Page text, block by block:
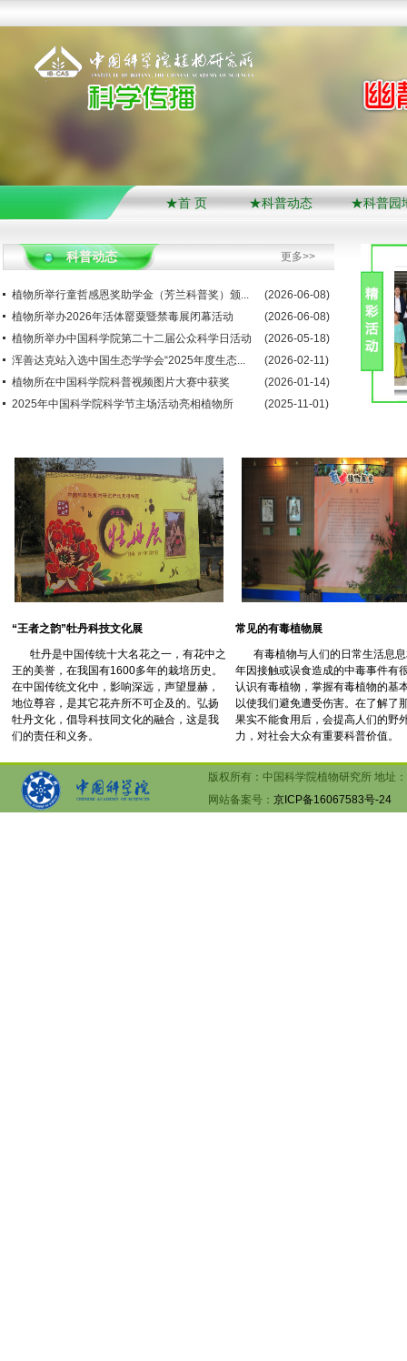
★首 页 ★科普动态 ★科普园
科普动态 更多>>
植物所举行童哲感恩奖助学金（芳兰科普奖）颁...
(2026-06-08)
植物所举办2026年活体罂粟暨禁毒展闭幕活动
(2026-06-08)
植物所举办中国科学院第二十二届公众科学日活动
(2026-05-18)
浑善达克站入选中国生态学学会“2025年度生态...
(2026-02-11)
植物所在中国科学院科普视频图片大赛中获奖
(2026-01-14)
2025年中国科学院科学节主场活动亮相植物所
(2025-11-01)
“王者之韵”牡丹科技文化展
牡丹是中国传统十大名花之一，有花中之
王的美誉，在我国有1600多年的栽培历史。
在中国传统文化中，影响深远，声望显赫，
地位尊容，是其它花卉所不可企及的。弘扬
牡丹文化，倡导科技同文化的融合，这是我
们的责任和义务。
常见的有毒植物展
有毒植物与人们的日常生活息
年因接触或误食造成的中毒事件有
认识有毒植物，掌握有毒植物的基
以使我们避免遭受伤害。在了解了
果实不能食用后，会提高人们的野
力，对社会大众有重要科普价值。
版权所有：中国科学院植物研究所 地址
网站备案号： 京ICP备16067583号-24